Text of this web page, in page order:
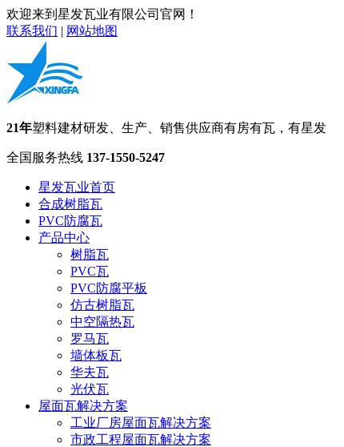
欢迎来到星发瓦业有限公司官网！
联系我们 | 网站地图
21年塑料建材研发、生产、销售供应商有房有瓦，有星发
全国服务热线 137-1550-5247
星发瓦业首页
合成树脂瓦
PVC防腐瓦
产品中心
树脂瓦
PVC瓦
PVC防腐平板
仿古树脂瓦
中空隔热瓦
罗马瓦
墙体板瓦
华夫瓦
光伏瓦
屋面瓦解决方案
工业厂房屋面瓦解决方案
市政工程屋面瓦解决方案